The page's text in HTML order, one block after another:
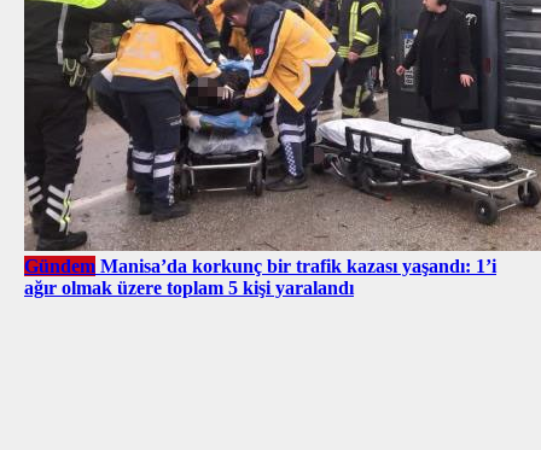
Gündem Manisa’da korkunç bir trafik kazası yaşandı: 1’i
ağır olmak üzere toplam 5 kişi yaralandı